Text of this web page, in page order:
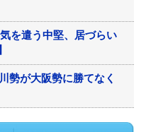
を遣う中堅、居づらい
勢が大阪勢に勝てなく